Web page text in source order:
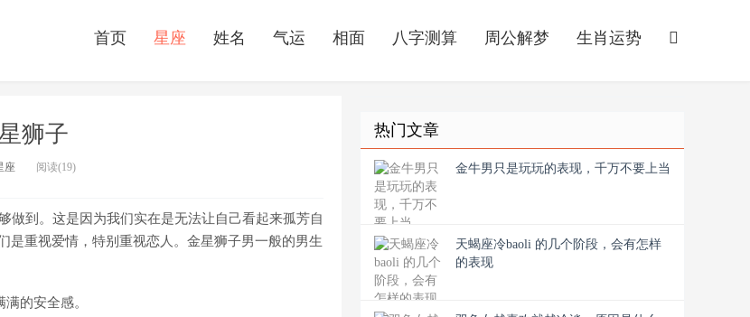
首页 星座 姓名 气运 相面 八字测算 周公解梦 生肖运势
狮子
座 阅读(19)
做到。这是因为我们实在是无法让自己看起来孤芳自
是重视爱情，特别重视恋人。金星狮子男一般的男生
的安全感。
热门文章
金牛男只是玩玩的表现，千万不要上当
天蝎座冷baoli 的几个阶段，会有怎样
的表现